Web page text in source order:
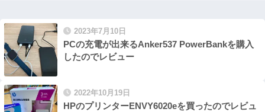
2023年7月10日
PCの充電が出来るAnker537 PowerBankを購入
したのでレビュー
2022年10月19日
HPのプリンターENVY6020eを買ったのでレビュ